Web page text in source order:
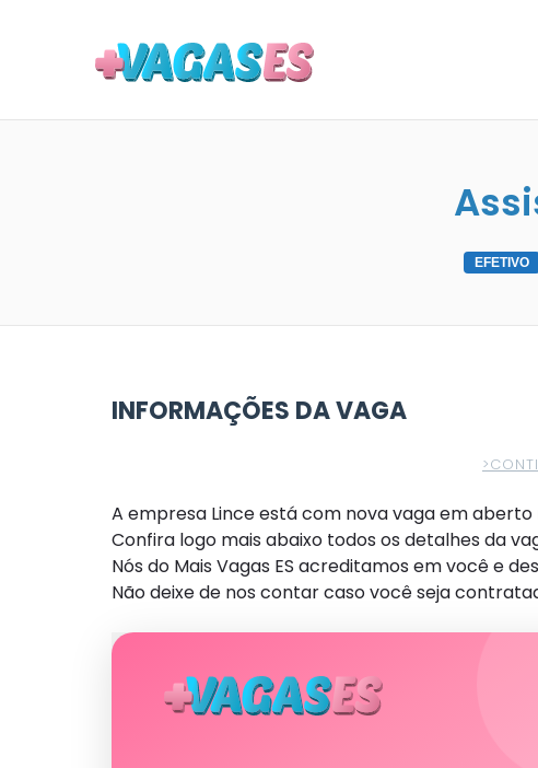
EFETIVO
INFORMAÇÕES DA VAGA
A empresa Lince está com nova vaga em
Confira logo mais abaixo todos os detalhes da
Nós do Mais Vagas ES acreditamos em você e
Não deixe de nos contar caso você seja